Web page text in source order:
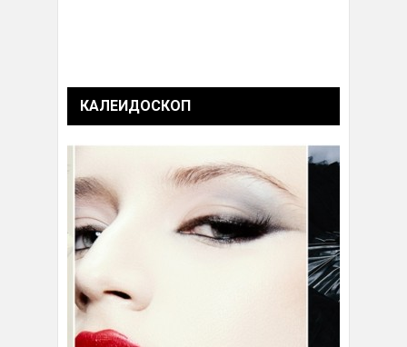
КАЛЕИДОСКОП